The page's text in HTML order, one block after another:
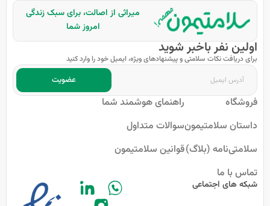
میراثی از اصالت، برای سبک زندگی
امروز شما
اولین نفر باخبر شوید
برای دریافت نکات سلامتی و پیشنهادهای ویژه، ایمیل خود را وارد کنید
عضویت
فروشگاه
داستان سلامتیمون
سلامتی‌نامه (بلاگ)
تماس با ما
راهنمای هوشمند شما
سوالات متداول
قوانین سلامتیمون
شبکه های اجتماعی